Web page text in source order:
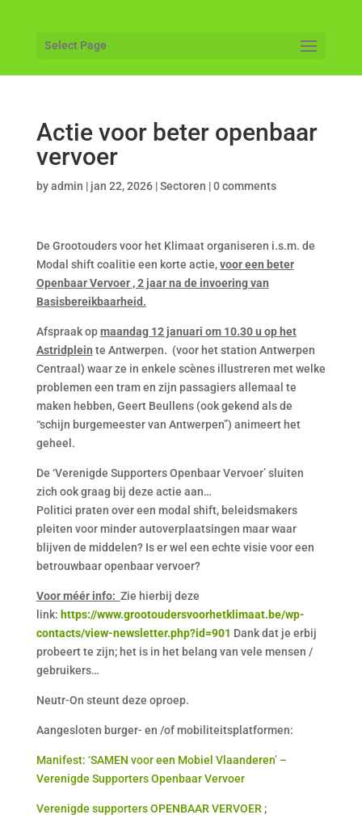
Select Page
Actie voor beter openbaar
vervoer
byadmin | jan 22, 2026|Sectoren |0 comments
De Grootouders voor het Klimaat organiseren i.s.m. de
Modal shift coalitie een korte actie,voor een beter
Openbaar Vervoer , 2 jaar na de invoering van
Basisbereikbaarheid.
Afspraak opmaandag 12 januari om 10.30 u op het
Astridplein te Antwerpen. (voor het station Antwerpen
Centraal) waar ze in enkele scènes illustreren met welke
problemen een tram en zijn passagiers allemaal te
maken hebben, Geert Beullens (ook gekend als de
“schijn burgemeester van Antwerpen”) animeert het
geheel.
De ‘Verenigde Supporters Openbaar Vervoer’ sluiten
zich ook graag bij deze actie aan…
Politici praten over een modal shift, beleidsmakers
pleiten voor minder autoverplaatsingen maar waar
blijven de middelen? Is er wel een echte visie voor een
betrouwbaar openbaar vervoer?
Voor méér info: Zie hierbij deze
link: https://www.grootoudersvoorhetklimaat.be/wp-
contacts/view-newsletter.php?id=901 Dank dat je erbij
probeert te zijn; het is in het belang van vele mensen /
gebruikers…
Neutr-On steunt deze oproep.
Aangesloten burger- en /of mobiliteitsplatformen:
Manifest: ‘SAMEN voor een Mobiel Vlaanderen’ –
Verenigde Supporters Openbaar Vervoer
Verenigde supporters OPENBAAR VERVOER ;